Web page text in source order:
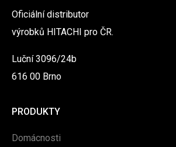
Oficiální distributor
výrobků HITACHI pro ČR.
Luční 3096/24b
616 00 Brno
PRODUKTY
Domácnosti